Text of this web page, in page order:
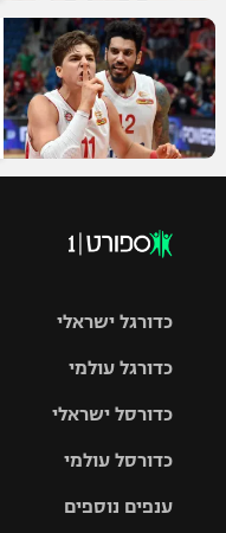
כדורגל ישראלי
גביע הטוטו
כדורגל עולמי
האלופות
ליגה
כדורסל ישראלי
סל
כדורסל עולמי
ענפים נוספים